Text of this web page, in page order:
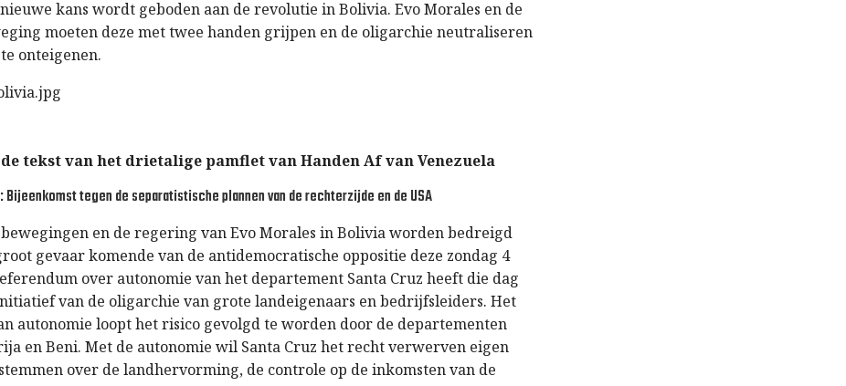
kans wordt geboden aan de revolutie in Bolivia. Evo Morales en de
moeten deze met twee handen grijpen en de oligarchie neutraliseren
onteigenen.
tekst van het drietalige pamflet van Handen Af van Venezuela
Bijeenkomst tegen de separatistische plannen van de rechterzijde en de USA
bewegingen en de regering van Evo Morales in Bolivia worden bedreigd
gevaar komende van de antidemocratische oppositie deze zondag 4
over autonomie van het departement Santa Cruz heeft die dag
van de oligarchie van grote landeigenaars en bedrijfsleiders. Het
autonomie loopt het risico gevolgd te worden door de departementen
en Beni. Met de autonomie wil Santa Cruz het recht verwerven eigen
over de landhervorming, de controle op de inkomsten van de